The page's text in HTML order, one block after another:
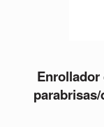
Enrollador